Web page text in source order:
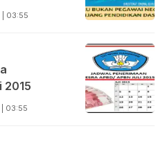
03:55
2015
03:55